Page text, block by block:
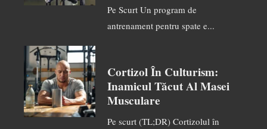
Pe Scurt Un program de
antrenament pentru spate e...
Cortizol În Culturism:
Inamicul Tăcut Al Masei
Musculare
Pe scurt (TL;DR) Cortizolul în